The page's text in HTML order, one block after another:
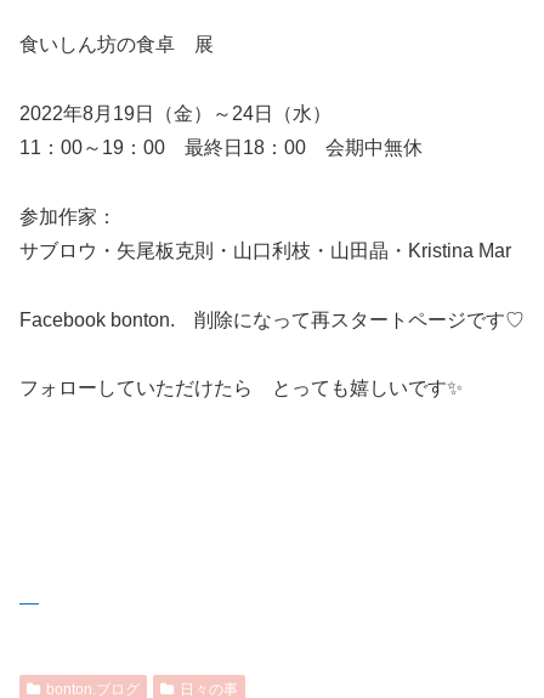
食いしん坊の食卓 展
2022年8月19日（金）～24日（水）
11：00～19：00 最終日18：00 会期中無休
参加作家：
サブロウ・矢尾板克則・山口利枝・山田晶・Kristina Mar
Facebook bonton. 削除になって再スタートページです♡
フォローしていただけたら とっても嬉しいです✨
bonton.ブログ 日々の事